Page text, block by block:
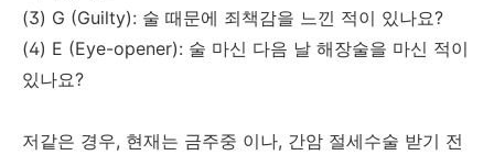
(3) G (Guilty): 술 때문에 죄책감을 느낀 적이 있나요?
(4) E (Eye-opener): 술 마신 다음 날 해장술을 마신 적이
있나요?
저같은 경우, 현재는 금주중 이나, 간암 절세수술 받기 전